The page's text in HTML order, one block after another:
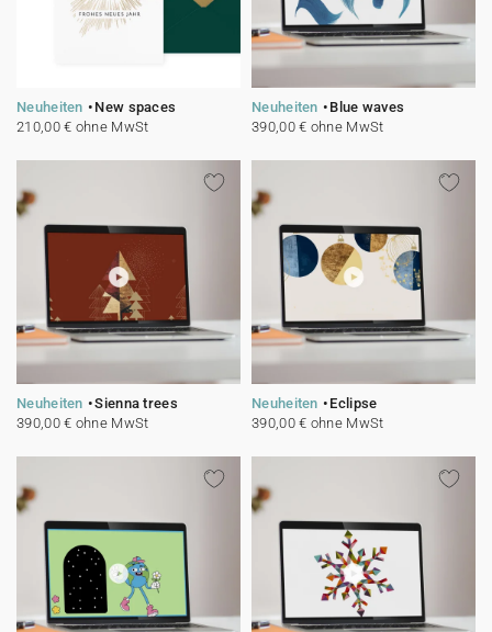
Neuheiten
New spaces
210,00 € ohne MwSt
Neuheiten
Blue waves
390,00 € ohne MwSt
Neuheiten
Sienna trees
390,00 € ohne MwSt
Neuheiten
Eclipse
390,00 € ohne MwSt